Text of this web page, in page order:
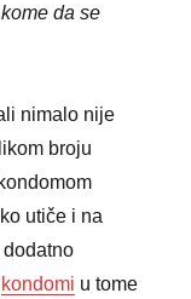
da se
nimalo nije
broju
utiče i na
kondomi u tome